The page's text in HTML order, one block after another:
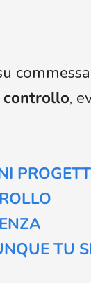
commessa
,
TU